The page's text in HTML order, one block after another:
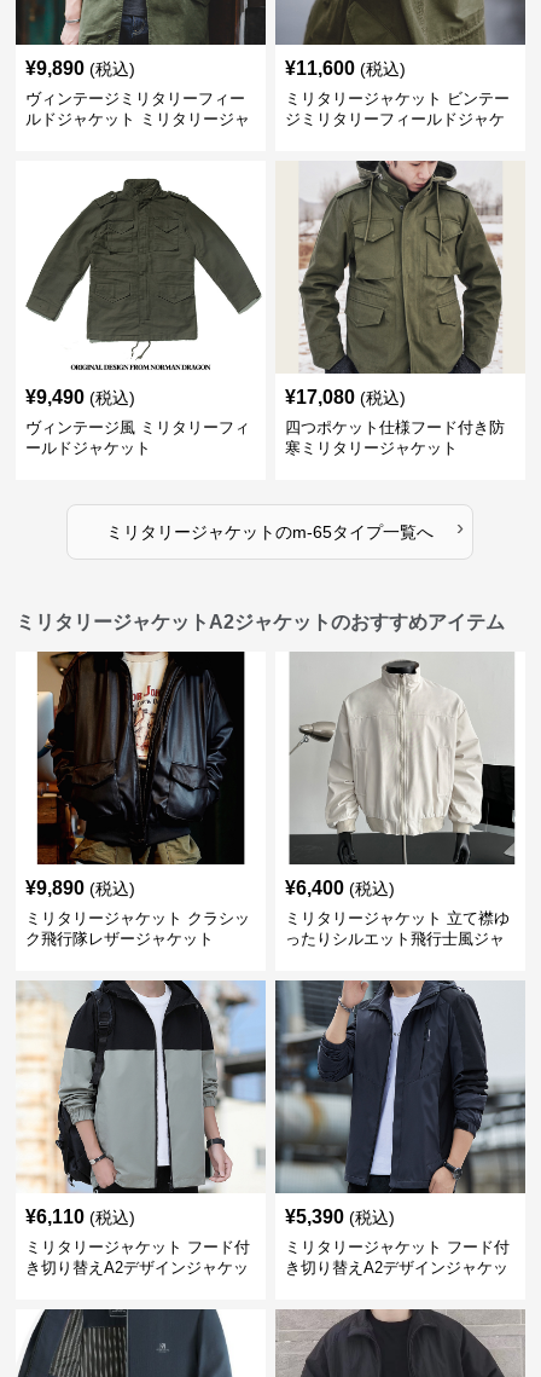
¥9,890 (税込)
ヴィンテージミリタリーフィー
ルドジャケット ミリタリージャ
¥11,600 (税込)
ミリタリージャケット ビンテー
ジミリタリーフィールドジャケ
¥9,490 (税込)
ヴィンテージ風 ミリタリーフィ
ールドジャケット
¥17,080 (税込)
四つポケット仕様フード付き防
寒ミリタリージャケット
ミリタリージャケットのm-65タイプ一覧へ ›
ミリタリージャケットA2ジャケットのおすすめアイテム
¥9,890 (税込)
ミリタリージャケット クラシッ
ク飛行隊レザージャケット
¥6,400 (税込)
ミリタリージャケット 立て襟ゆ
ったりシルエット飛行士風ジャ
¥6,110 (税込)
ミリタリージャケット フード付
き切り替えA2デザインジャケッ
¥5,390 (税込)
ミリタリージャケット フード付
き切り替えA2デザインジャケッ